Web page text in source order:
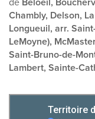
de Beloeil,
Chambly, Delson,
Longueuil, arr.
LeMoyne),
Saint-Bruno-de-
Lambert, Sainte-